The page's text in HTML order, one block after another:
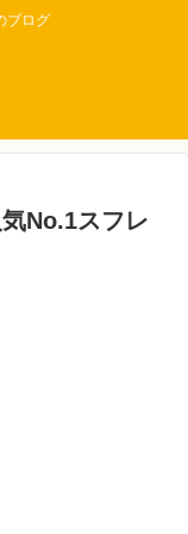
ブログ
No.1スフレ